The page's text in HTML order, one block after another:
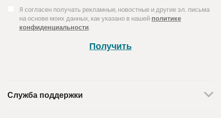
Я согласен получать рекламные, новостные и другие эл. письма
на основе моих данных, как указано в нашей политике
конфиденциальности.
Получить
Служба поддержки